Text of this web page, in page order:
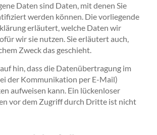
Daten sind Daten, mit denen Sie
werden können. Die vorliegende
erläutert, welche Daten wir
wir sie nutzen. Sie erläutert auch,
Zweck das geschieht.
hin, dass die Datenübertragung im
der Kommunikation per E-Mail)
aufweisen kann. Ein lückenloser
vor dem Zugriff durch Dritte ist nicht